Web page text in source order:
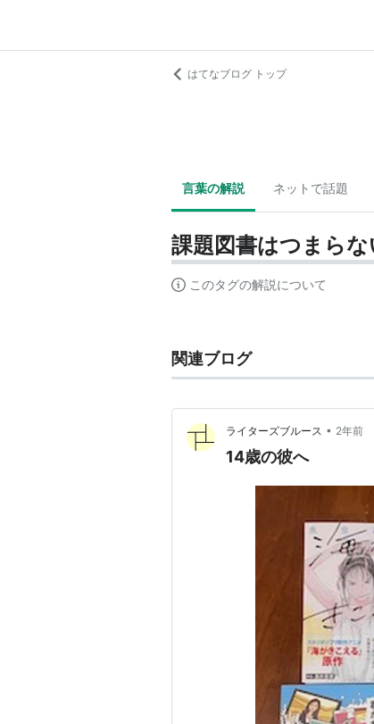
はてなブログ トップ
言葉の解説 ネットで話題
課題図書はつまらな
このタグの解説について
関連ブログ
ライターズブルース • 2年前
14歳の彼へ